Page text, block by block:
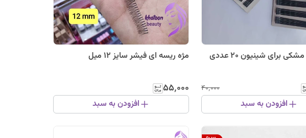
برای شینیون 20 عددی
۴۰٬۰۰۰
افزودن به سبد
مژه ریسه ای فیشر سایز 12 میل
۵۵٬۰۰۰
افزودن به سبد